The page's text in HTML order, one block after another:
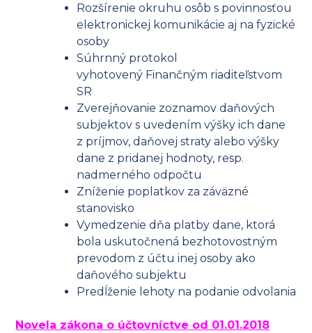
Rozšírenie okruhu osôb s povinnosťou
elektronickej komunikácie aj na fyzické
osoby
Súhrnný protokol
vyhotovený Finančným riaditeľstvom
SR
Zverejňovanie zoznamov daňových
subjektov s uvedením výšky ich dane
z príjmov, daňovej straty alebo výšky
dane z pridanej hodnoty, resp.
nadmerného odpočtu
Zníženie poplatkov za záväzné
stanovisko
Vymedzenie dňa platby dane, ktorá
bola uskutočnená bezhotovostným
prevodom z účtu inej osoby ako
daňového subjektu
Predĺženie lehoty na podanie odvolania
Novela zákona o účtovníctve od 01.01.2018